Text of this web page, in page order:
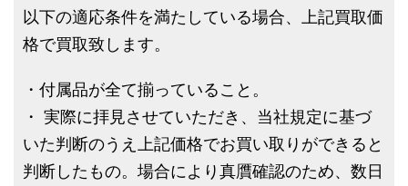
以下の適応条件を満たしている場合、上記買取価
格で買取致します。
・付属品が全て揃っていること。
・ 実際に拝見させていただき、当社規定に基づ
いた判断のうえ上記価格でお買い取りができると
判断したもの。場合により真贋確認のため、数日